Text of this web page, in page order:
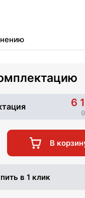
6
В
в 1 клик